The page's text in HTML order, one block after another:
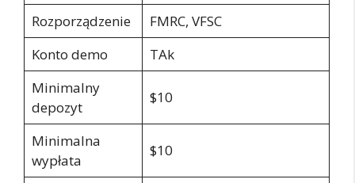
Rozporządzenie
FMRC, VFSC
Konto demo
TAk
Minimalny
depozyt
$10
Minimalna
wypłata
$10